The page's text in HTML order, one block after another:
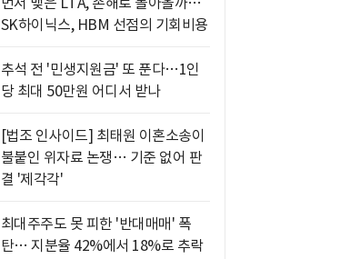
SK하이닉스, HBM 선점의 기회비용
추석 전 '민생지원금' 또 푼다…1인
당 최대 50만원 어디서 받나
[법조 인사이드] 최태원 이혼소송이
불붙인 위자료 논쟁… 기준 없어 판
결 '제각각'
최대주주도 못 피한 '반대매매' 폭
탄… 지분율 42%에서 18%로 추락